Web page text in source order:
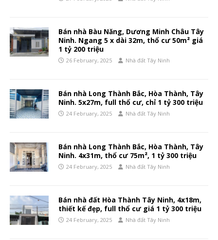
Bán nhà Bàu Năng, Dương Minh Châu Tây
Ninh. Ngang 5 x dài 32m, thổ cư 50m² giá
1 tỷ 200 triệu
26 February, 2025 Nhà đất Tây Ninh
Bán nhà Long Thành Bắc, Hòa Thành, Tây
Ninh. 5x27m, full thổ cư, chỉ 1 tỷ 300 triệu
24 February, 2025 Nhà đất Tây Ninh
Bán nhà Long Thành Bắc, Hòa Thành, Tây
Ninh. 4x31m, thổ cư 75m², 1 tỷ 300 triệu
24 February, 2025 Nhà đất Tây Ninh
Bán nhà đất Hòa Thành Tây Ninh, 4x18m,
thiết kế đẹp, full thổ cư giá 1 tỷ 300 triệu
24 February, 2025 Nhà đất Tây Ninh